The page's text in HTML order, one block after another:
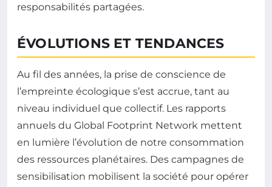
responsabilités partagées.
ÉVOLUTIONS ET TENDANCES
Au fil des années, la prise de conscience de
l’empreinte écologique s’est accrue, tant au
niveau individuel que collectif. Les rapports
annuels du Global Footprint Network mettent
en lumière l’évolution de notre consommation
des ressources planétaires. Des campagnes de
sensibilisation mobilisent la société pour opérer